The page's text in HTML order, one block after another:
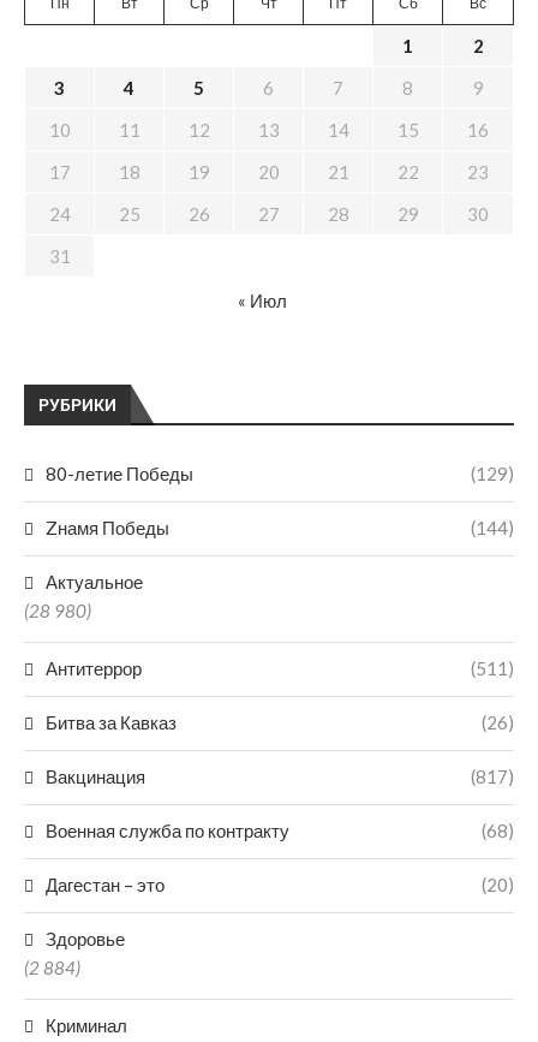
РУБРИКИ
80-летие Победы (129)
Zнамя Победы (144)
Актуальное
(28 980)
Антитеррор (511)
Битва за Кавказ (26)
Вакцинация (817)
Военная служба по контракту (68)
Дагестан – это (20)
Здоровье
(2 884)
Криминал
1
2
3
4 5 6 7 8
9
10
11 12 13 14 15
16
17
18 19 20 21 22
23
24
25 26 27 28 29
30
31
« Июл